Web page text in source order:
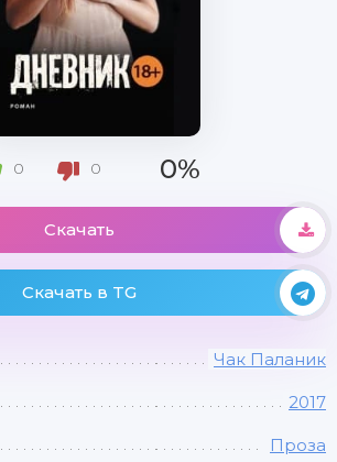
0 0 0%
Скачать
Скачать в TG
Чак Паланик
2017
Проза